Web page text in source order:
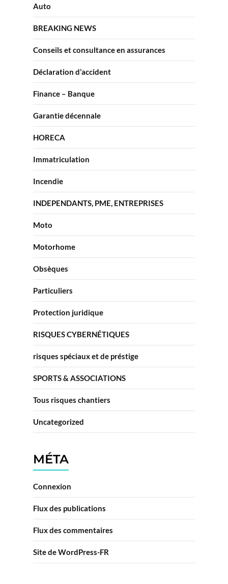
Auto
BREAKING NEWS
Conseils et consultance en assurances
Déclaration d’accident
Finance – Banque
Garantie décennale
HORECA
Immatriculation
Incendie
INDEPENDANTS, PME, ENTREPRISES
Moto
Motorhome
Obsèques
Particuliers
Protection juridique
RISQUES CYBERNÉTIQUES
risques spéciaux et de préstige
SPORTS & ASSOCIATIONS
Tous risques chantiers
Uncategorized
MÉTA
Connexion
Flux des publications
Flux des commentaires
Site de WordPress-FR